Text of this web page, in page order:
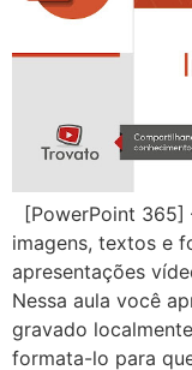
[PowerPoint 365]
imagens, textos e
apresentações
Nessa aula você
gravado
formata-lo para